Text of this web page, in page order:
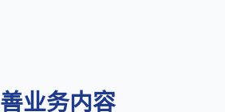
业务内容